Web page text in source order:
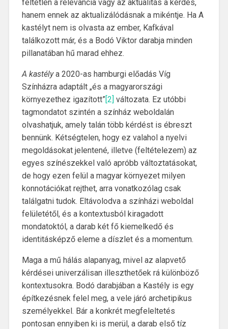
feltétlen a relevancia vagy az aktualitás a kérdés,
hanem ennek az aktualizálódásnak a mikéntje. Ha A
kastélyt nem is olvasta az ember, Kafkával
találkozott már, és a Bodó Viktor darabja minden
pillanatában hű marad ehhez.
A kastélya 2020-as hamburgi előadás Víg
Színházra adaptált „és a magyarországi
környezethez igazított”[2] változata. Ez utóbbi
tagmondatot szintén a színház weboldalán
olvashatjuk, amely talán több kérdést is ébreszt
bennünk. Kétségtelen, hogy ez valahol a nyelvi
megoldásokat jelentené, illetve (feltételezem) az
egyes színészekkel való apróbb változtatásokat,
de hogy ezen felül a magyar környezet milyen
konnotációkat rejthet, arra vonatkozólag csak
találgatni tudok. Eltávolodva a színházi weboldal
felületétől, és a kontextusból kiragadott
mondatoktól, a darab két fő kiemelkedő és
identitásképző eleme a díszlet és a momentum.
Maga a mű hálás alapanyag, mivel az alapvető
kérdései univerzálisan illeszthetőek rá különböző
kontextusokra. Bodó darabjában a Kastély is egy
építkezésnek felel meg, a vele járó archetipikus
személyekkel. Bár a konkrét megfeleltetés
pontosan ennyiben ki is merül, a darab első tíz